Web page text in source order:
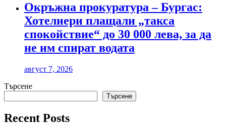
Окръжна прокуратура – Бургас:
Хотелиери плащали „такса
спокойствие“ до 30 000 лева, за да
не им спират водата
август 7, 2026
Търсене
Търсене
Recent Posts